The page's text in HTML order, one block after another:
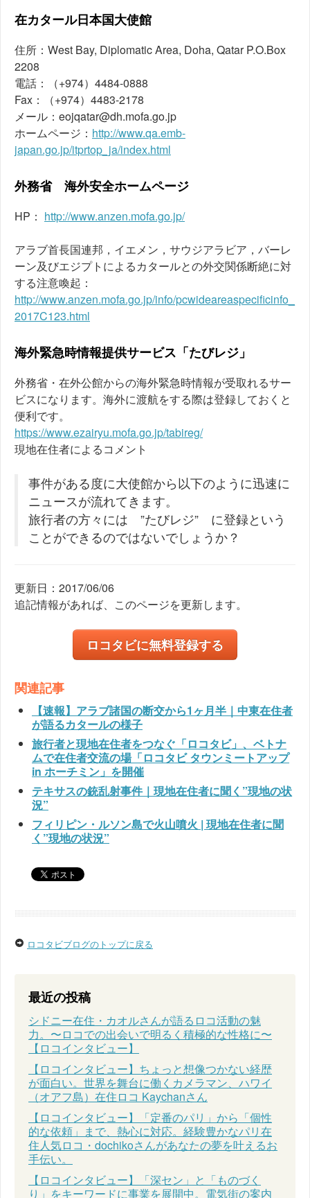
在カタール日本国大使館
住所：West Bay, Diplomatic Area, Doha, Qatar P.O.Box
2208
電話：（+974）4484-0888
Fax：（+974）4483-2178
メール：eojqatar@dh.mofa.go.jp
ホームページ： http://www.qa.emb-
japan.go.jp/itprtop_ja/index.html
外務省 海外安全ホームページ
HP： http://www.anzen.mofa.go.jp/
アラブ首長国連邦，イエメン，サウジアラビア，バーレ
ーン及びエジプトによるカタールとの外交関係断絶に対
する注意喚起：
http://www.anzen.mofa.go.jp/info/pcwideareaspecificinfo_
2017C123.html
海外緊急時情報提供サービス「たびレジ」
外務省・在外公館からの海外緊急時情報が受取れるサー
ビスになります。海外に渡航をする際は登録しておくと
便利です。
https://www.ezairyu.mofa.go.jp/tabireg/
現地在住者によるコメント
事件がある度に大使館から以下のように迅速に
ニュースが流れてきます。
旅行者の方々には ”たびレジ” に登録という
ことができるのではないでしょうか？
更新日：2017/06/06
追記情報があれば、このページを更新します。
ロコタビに無料登録する
関連記事
【速報】アラブ諸国の断交から1ヶ月半｜中東在住者
が語るカタールの様子
旅行者と現地在住者をつなぐ「ロコタビ」、ベトナ
ムで在住者交流の場「ロコタビ タウンミートアップ
in ホーチミン」を開催
テキサスの銃乱射事件｜現地在住者に聞く”現地の状
況”
フィリピン・ルソン島で火山噴火 | 現地在住者に聞
く”現地の状況”
ロコタビブログのトップに戻る
最近の投稿
シドニー在住・カオルさんが語るロコ活動の魅
力。〜ロコでの出会いで明るく積極的な性格に〜
【ロコインタビュー】
【ロコインタビュー】ちょっと想像つかない経歴
が面白い。世界を舞台に働くカメラマン、ハワイ
（オアフ島）在住ロコ Kaychanさん
【ロコインタビュー】「定番のパリ」から「個性
的な依頼」まで、熱心に対応。経験豊かなパリ在
住人気ロコ・dochikoさんがあなたの夢を叶えるお
手伝い。
【ロコインタビュー】「深セン」と「ものづく
り」をキーワードに事業を展開中。電気街の案内